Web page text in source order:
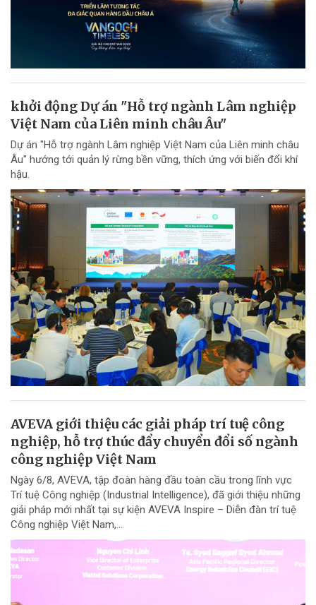
khởi động Dự án "Hỗ trợ ngành Lâm nghiệp
Việt Nam của Liên minh châu Âu"
Dự án "Hỗ trợ ngành Lâm nghiệp Việt Nam của Liên minh châu
Âu" hướng tới quản lý rừng bền vững, thích ứng với biến đổi khí
hậu.
AVEVA giới thiệu các giải pháp trí tuệ công
nghiệp, hỗ trợ thúc đẩy chuyển đổi số ngành
công nghiệp Việt Nam
Ngày 6/8, AVEVA, tập đoàn hàng đầu toàn cầu trong lĩnh vực
Trí tuệ Công nghiệp (Industrial Intelligence), đã giới thiệu những
giải pháp mới nhất tại sự kiện AVEVA Inspire – Diễn đàn trí tuệ
Công nghiệp Việt Nam,...